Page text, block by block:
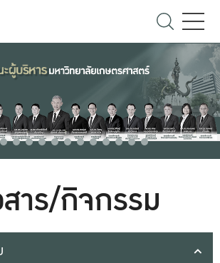
าร/กิจกรรม